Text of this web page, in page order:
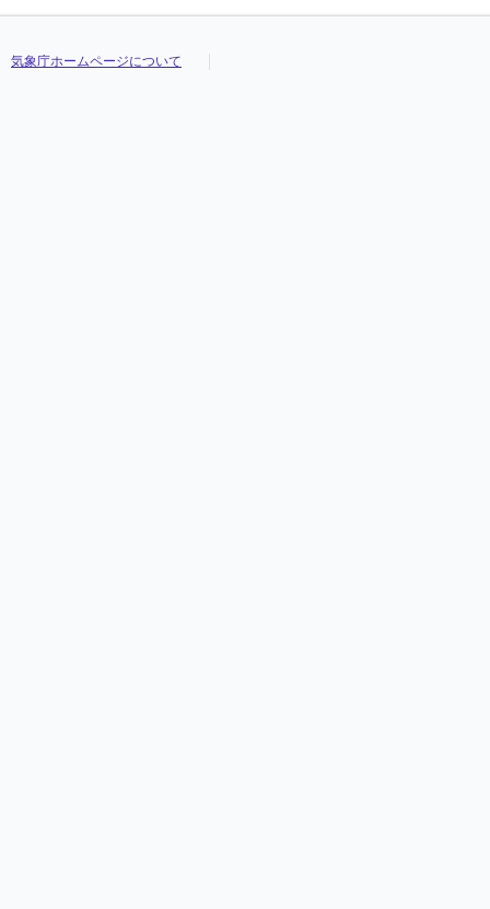
30
84 21 /// 26.4 30.3 24.2
///
30
84 21 /// 26.4 30.3 24.2
///
30
84 21 /// 26.4 30.3 24.2
///
30
84 21 /// 26.4 30.3 24.2
///
気象庁ホームページについて